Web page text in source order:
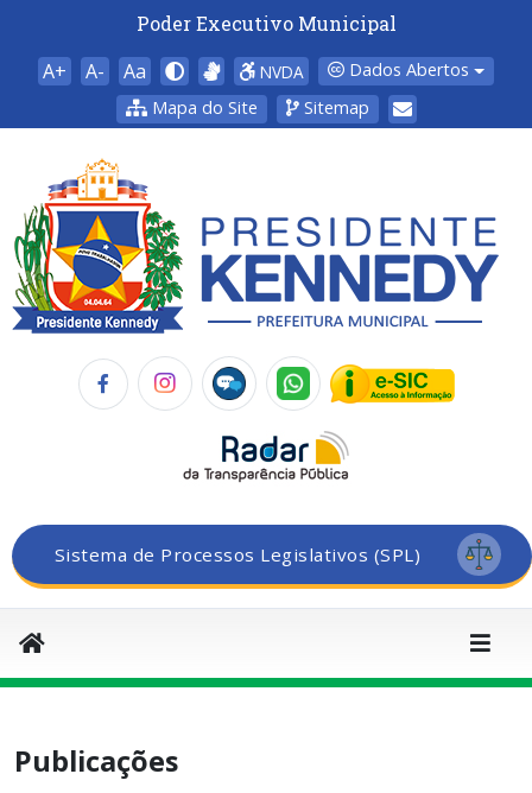
Poder Executivo Municipal
A+ A- Aa NVDA
Dados Abertos
Mapa do Site
Sitemap
Sistema de Processos Legislativos (SPL)
Publicações